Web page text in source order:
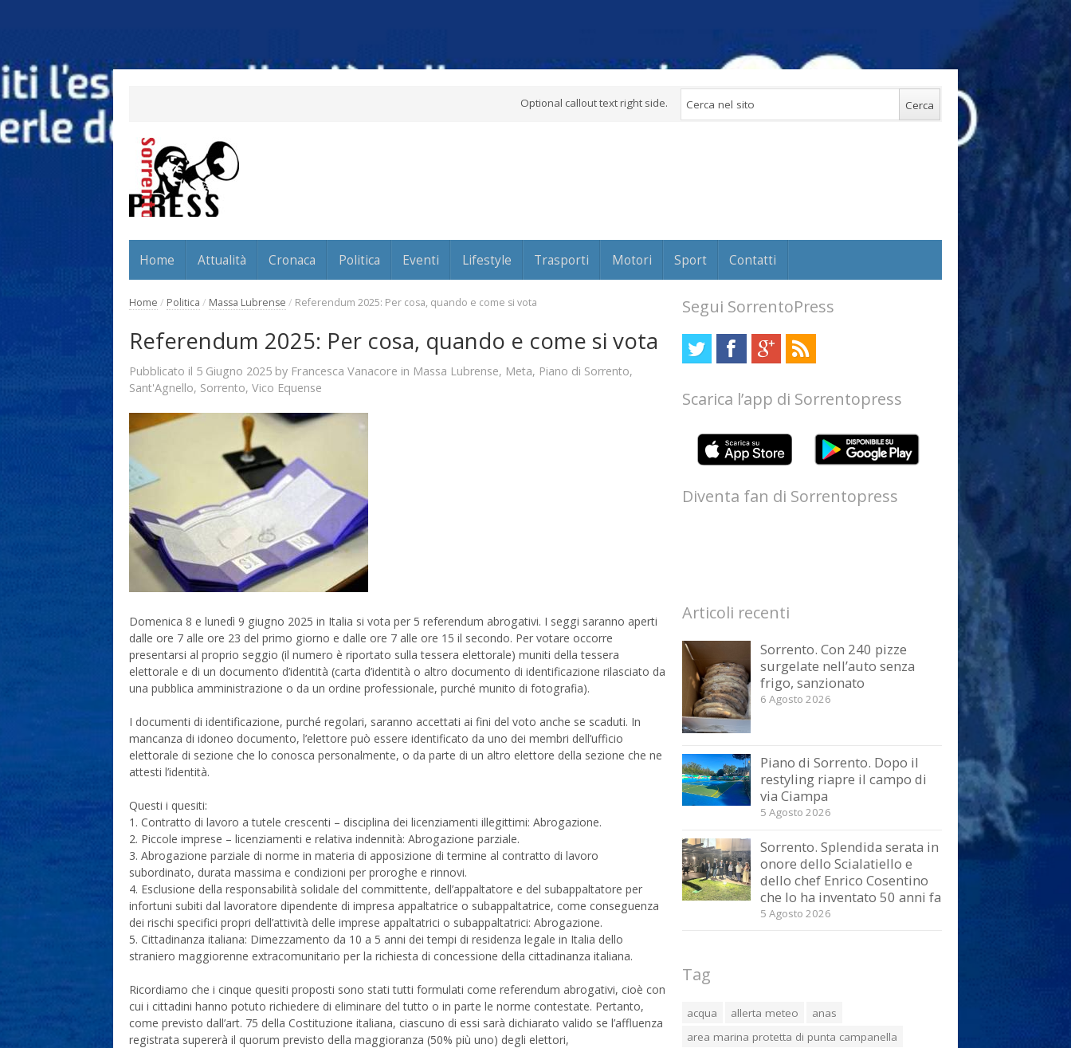
Optional callout text right side.
Home Attualità Cronaca Politica Eventi Lifestyle Trasporti Motori Sport Contatti
Home / Politica / Massa Lubrense / Referendum 2025: Per cosa, quando e come si vota
Referendum 2025: Per cosa, quando e come si vota
Pubblicato il 5 Giugno 2025 by Francesca Vanacore in Massa Lubrense, Meta, Piano di Sorrento,
Sant'Agnello, Sorrento, Vico Equense
Domenica 8 e lunedì 9 giugno 2025 in Italia si vota per 5 referendum abrogativi. I seggi saranno aperti
dalle ore 7 alle ore 23 del primo giorno e dalle ore 7 alle ore 15 il secondo. Per votare occorre
presentarsi al proprio seggio (il numero è riportato sulla tessera elettorale) muniti della tessera
elettorale e di un documento d’identità (carta d’identità o altro documento di identificazione rilasciato da
una pubblica amministrazione o da un ordine professionale, purché munito di fotografia).
I documenti di identificazione, purché regolari, saranno accettati ai fini del voto anche se scaduti. In
mancanza di idoneo documento, l’elettore può essere identificato da uno dei membri dell’ufficio
elettorale di sezione che lo conosca personalmente, o da parte di un altro elettore della sezione che ne
attesti l’identità.
Questi i quesiti:
1. Contratto di lavoro a tutele crescenti – disciplina dei licenziamenti illegittimi: Abrogazione.
2. Piccole imprese – licenziamenti e relativa indennità: Abrogazione parziale.
3. Abrogazione parziale di norme in materia di apposizione di termine al contratto di lavoro
subordinato, durata massima e condizioni per proroghe e rinnovi.
4. Esclusione della responsabilità solidale del committente, dell’appaltatore e del subappaltatore per
infortuni subiti dal lavoratore dipendente di impresa appaltatrice o subappaltatrice, come conseguenza
dei rischi specifici propri dell’attività delle imprese appaltatrici o subappaltatrici: Abrogazione.
5. Cittadinanza italiana: Dimezzamento da 10 a 5 anni dei tempi di residenza legale in Italia dello
straniero maggiorenne extracomunitario per la richiesta di concessione della cittadinanza italiana.
Ricordiamo che i cinque quesiti proposti sono stati tutti formulati come referendum abrogativi, cioè con
cui i cittadini hanno potuto richiedere di eliminare del tutto o in parte le norme contestate. Pertanto,
come previsto dall’art. 75 della Costituzione italiana, ciascuno di essi sarà dichiarato valido se l’affluenza
registrata supererà il quorum previsto della maggioranza (50% più uno) degli elettori,
Segui SorrentoPress
Scarica l’app di Sorrentopress
Diventa fan di Sorrentopress
Articoli recenti
Sorrento. Con 240 pizze
surgelate nell’auto senza
frigo, sanzionato
6 Agosto 2026
Piano di Sorrento. Dopo il
restyling riapre il campo di
via Ciampa
5 Agosto 2026
Sorrento. Splendida serata in
onore dello Scialatiello e
dello chef Enrico Cosentino
che lo ha inventato 50 anni fa
5 Agosto 2026
Tag
acqua allerta meteo
anas
area marina protetta di punta campanella